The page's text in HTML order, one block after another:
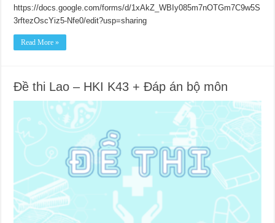
https://docs.google.com/forms/d/1xAkZ_WBIy085m7nOTGm7C9w5S
3rftezOscYiz5-Nfe0/edit?usp=sharing
Read More »
Đề thi Lao – HKI K43 + Đáp án bộ môn